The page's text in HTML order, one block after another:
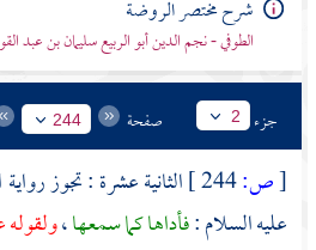
شرح مختصر الروضة
الطوفي - نجم الدين أبو الربيع سليمان بن عبد
جزء 2 صفحة 244
[ص: الثانية عشرة : تجوز
عليه السلام :فأداها كما سمعها،ولقوله